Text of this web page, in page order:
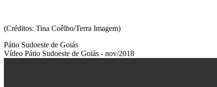
(Créditos: Tina Coêlho/Terra Imagem)
Pátio Sudoeste de Goiás
Vídeo Pátio Sudoeste de Goiás - nov/2018